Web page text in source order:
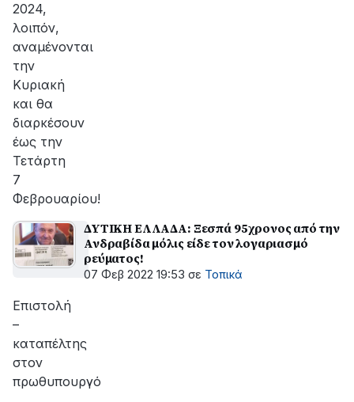
2024,
λοιπόν,
αναμένονται
την
Κυριακή
και θα
διαρκέσουν
έως την
Τετάρτη
7
Φεβρουαρίου!
ΔΥΤΙΚΗ ΕΛΛΑΔΑ: Ξεσπά 95χρονος από την
Ανδραβίδα μόλις είδε τον λογαριασμό
ρεύματος!
07 Φεβ 2022 19:53 σε Τοπικά
Επιστολή
–
καταπέλτης
στον
πρωθυπουργό